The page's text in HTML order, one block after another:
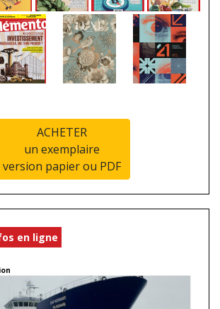
ACHETER
un exemplaire
version papier ou PDF
en ligne